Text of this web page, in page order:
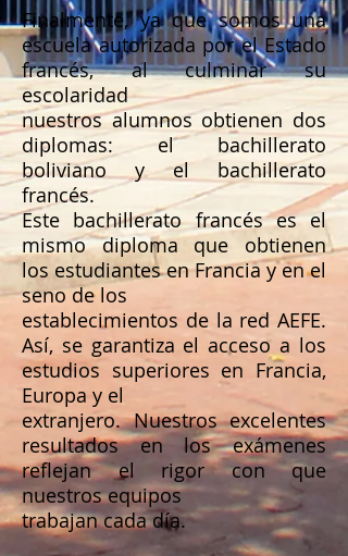
Finalmente, ya que somos una
escuela autorizada por el Estado
francés, al culminar su
escolaridad
nuestros alumnos obtienen dos
diplomas: el bachillerato
boliviano y el bachillerato
francés.
Este bachillerato francés es el
mismo diploma que obtienen
los estudiantes en Francia y en el
seno de los
establecimientos de la red AEFE.
Así, se garantiza el acceso a los
estudios superiores en Francia,
Europa y el
extranjero. Nuestros excelentes
resultados en los exámenes
reflejan el rigor con que
nuestros equipos
trabajan cada día.